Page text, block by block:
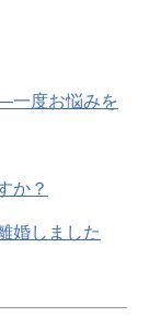
一度お悩みを
か？
婚しました